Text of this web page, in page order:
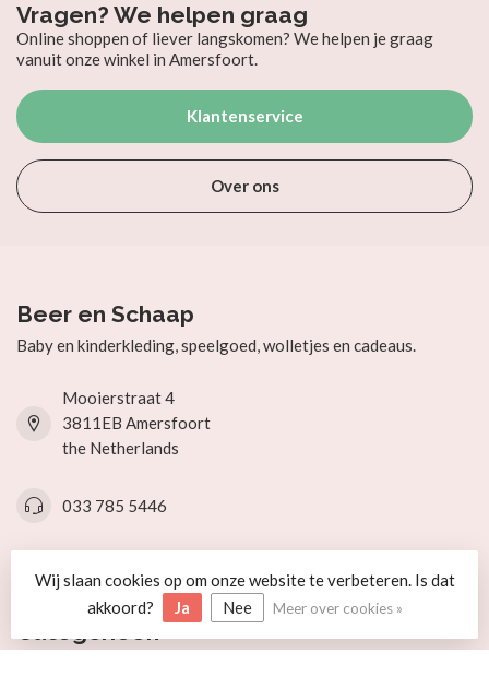
Vragen? We helpen graag
Online shoppen of liever langskomen? We helpen je graag
vanuit onze winkel in Amersfoort.
Klantenservice
Over ons
Beer en Schaap
Baby en kinderkleding, speelgoed, wolletjes en cadeaus.
Mooierstraat 4
3811EB Amersfoort
the Netherlands
033 785 5446
Categorieën
Wij slaan cookies op om onze website te verbeteren. Is dat
akkoord?
Ja Nee Meer over cookies »